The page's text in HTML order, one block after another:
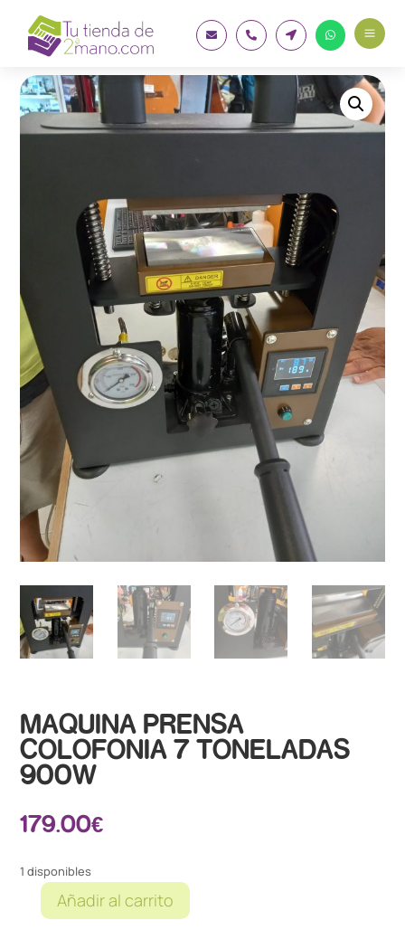
    a
MAQUINA PRENSA
COLOFONIA 7 TONELADAS
900W
179.00€
1 disponibles
MAQUINAAñadir al carrito